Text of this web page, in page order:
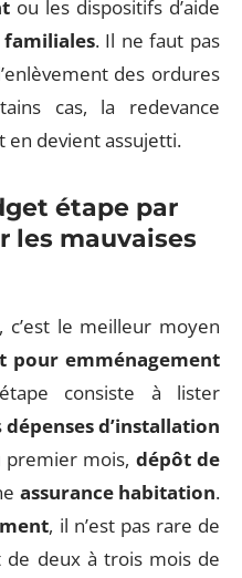
ou les dispositifs d’aide
familiales. Il ne faut pas
des ordures
cas, la redevance
en devient assujetti.
étape par
les mauvaises
c’est le meilleur moyen
pour emménagement
consiste à lister
dépenses d’installation
mois, dépôt de
assurance habitation.
, il n’est pas rare de
de deux à trois mois de